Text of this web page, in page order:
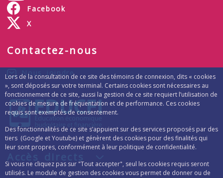
Lors de la consultation de ce site des témoins de connexion, dits « cookies
», sont déposés sur votre terminal. Certains cookies sont nécessaires au
fonctionnement de ce site, aussi la gestion de ce site requiert l’utilisation de
cookies de mesure de fréquentation et de performance. Ces cookies
requis sont exemptés de consentement.
Des fonctionnalités de ce site s’appuient sur des services proposés par des
tiers (Google et Youtube) et génèrent des cookies pour des finalités qui
leur sont propres, conformément à leur politique de confidentialité.
Si vous ne cliquez pas sur "Tout accepter", seul les cookies requis seront
utilisés. Le module de gestion des cookies vous permet de donner ou de
Facebook
X
Contactez-nous
Nous joindre